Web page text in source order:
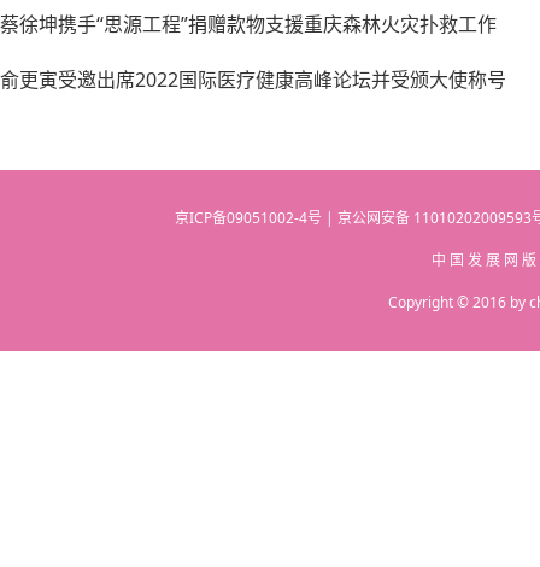
蔡徐坤携手“思源工程”捐赠款物支援重庆森林火灾扑救工作
俞更寅受邀出席2022国际医疗健康高峰论坛并受颁大使称号
京ICP备09051002-4号 | 京公网安备
中 国 发 展 网
Copyright © 2016 by